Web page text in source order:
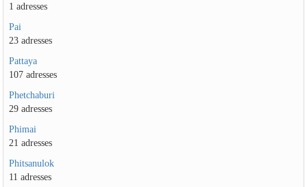
1 adresses
Pai
23 adresses
Pattaya
107 adresses
Phetchaburi
29 adresses
Phimai
21 adresses
Phitsanulok
11 adresses